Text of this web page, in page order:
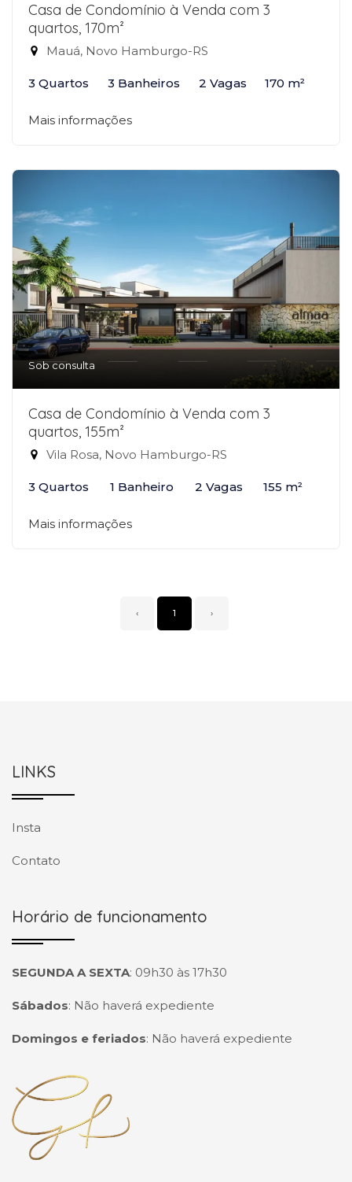
Casa de Condomínio à Venda com 3
quartos, 170m²
Mauá, Novo Hamburgo-RS
3 Quartos 3 Banheiros 2 Vagas 170 m²
Mais informações
Sob consulta
Casa de Condomínio à Venda com 3
quartos, 155m²
Vila Rosa, Novo Hamburgo-RS
3 Quartos 1 Banheiro 2 Vagas 155 m²
Mais informações
‹ 1 ›
LINKS
Insta
Contato
Horário de funcionamento
SEGUNDA A SEXTA: 09h30 às 17h30
Sábados: Não haverá expediente
Domingos e feriados: Não haverá expediente
Página inicial